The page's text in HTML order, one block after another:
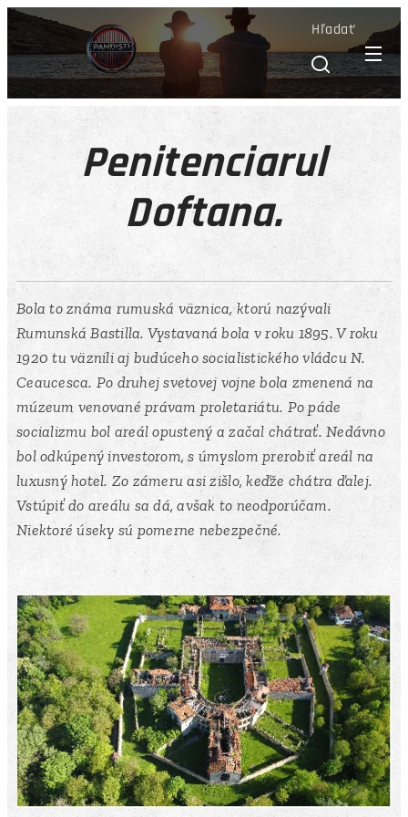
Hľadať
Penitenciarul
Doftana.
Bola to známa rumuská väznica, ktorú nazývali
Rumunská Bastilla. Vystavaná bola v roku 1895. V roku
1920 tu väznili aj budúceho socialistického vládcu N.
Ceaucesca. Po druhej svetovej vojne bola zmenená na
múzeum venované právam proletariátu. Po páde
socializmu bol areál opustený a začal chátrať. Nedávno
bol odkúpený investorom, s úmyslom prerobiť areál na
luxusný hotel. Zo zámeru asi zišlo, keďže chátra ďalej.
Vstúpiť do areálu sa dá, avšak to neodporúčam.
Niektoré úseky sú pomerne nebezpečné.